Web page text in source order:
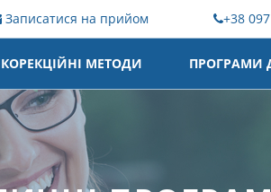
Записатися на прийом +38
КОРЕКЦІЙНІ МЕТОДИ ПРОГРАМИ